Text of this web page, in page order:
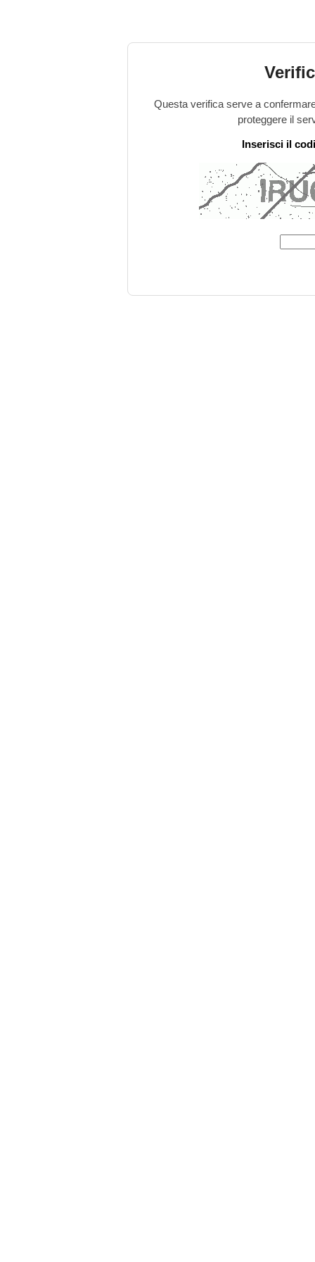
Questa verifica serve a
proteggere il
Inserisci il